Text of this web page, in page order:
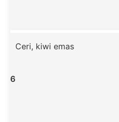
6
Ceri, kiwi emas